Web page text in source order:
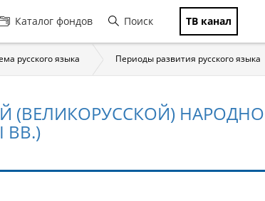
Каталог фондов Поиск ТВ канал
русского языка Периоды развития русского языка
(ВЕЛИКОРУССКОЙ)
ВВ.)